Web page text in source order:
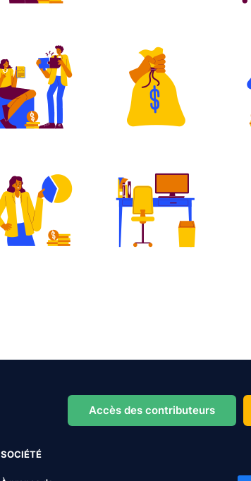
Accès des contributeurs
SOCIÉTÉ